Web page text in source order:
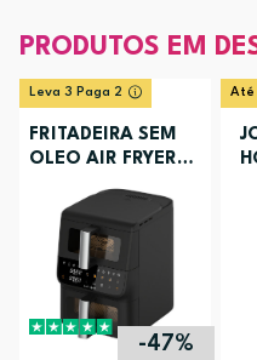
PRODUTOS EM
Leva 3 Paga 2
FRITADEIRA SEM
OLEO AIR FRYER
ELECTRONIA
TOWERCHEF
-47%
Até